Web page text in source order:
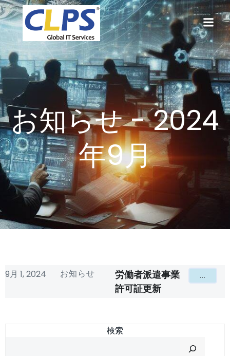
コ
ン
テ
ン
ツ
へ
ス
プ
お知らせ - 2024
年9月
9月 1, 2024 お知らせ
労働者派遣事業
許可証更新
...
検索